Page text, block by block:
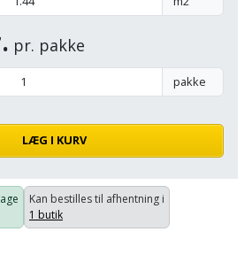
pr. pakke
pakke
LÆG I KURV
Kan bestilles til afhentning i
1 butik